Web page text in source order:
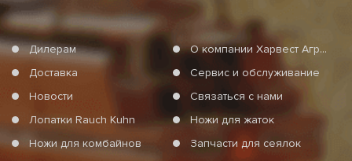
Дилерам
О компании Харвест Агро Груп
Доставка
Сервис и обслуживание
Новости
Связаться с нами
Лопатки Rauch Kuhn
Ножи для жаток
Ножи для комбайнов
Запчасти для сеялок